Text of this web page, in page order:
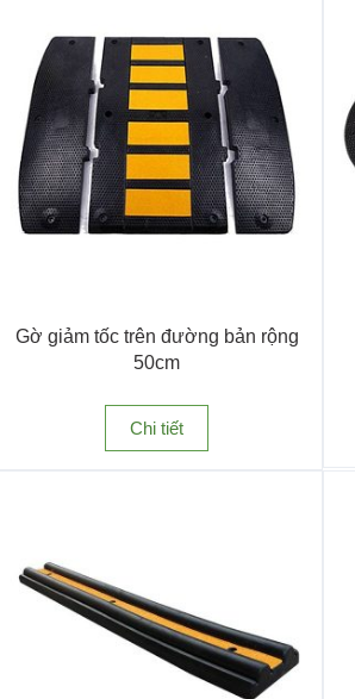
tiện di chuyển
Gờ giảm tốc trên đường bản rộng
50cm
Chi tiết